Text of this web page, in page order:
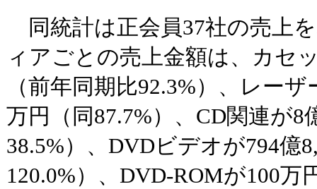
同統計は正会員37社の売上
ィアごとの売上金額は、カセ
（前年同期比92.3%）、レー
万円（同87.7%）、CD関連が8
38.5%）、DVDビデオが794億
120.0%）、DVD-ROMが100万